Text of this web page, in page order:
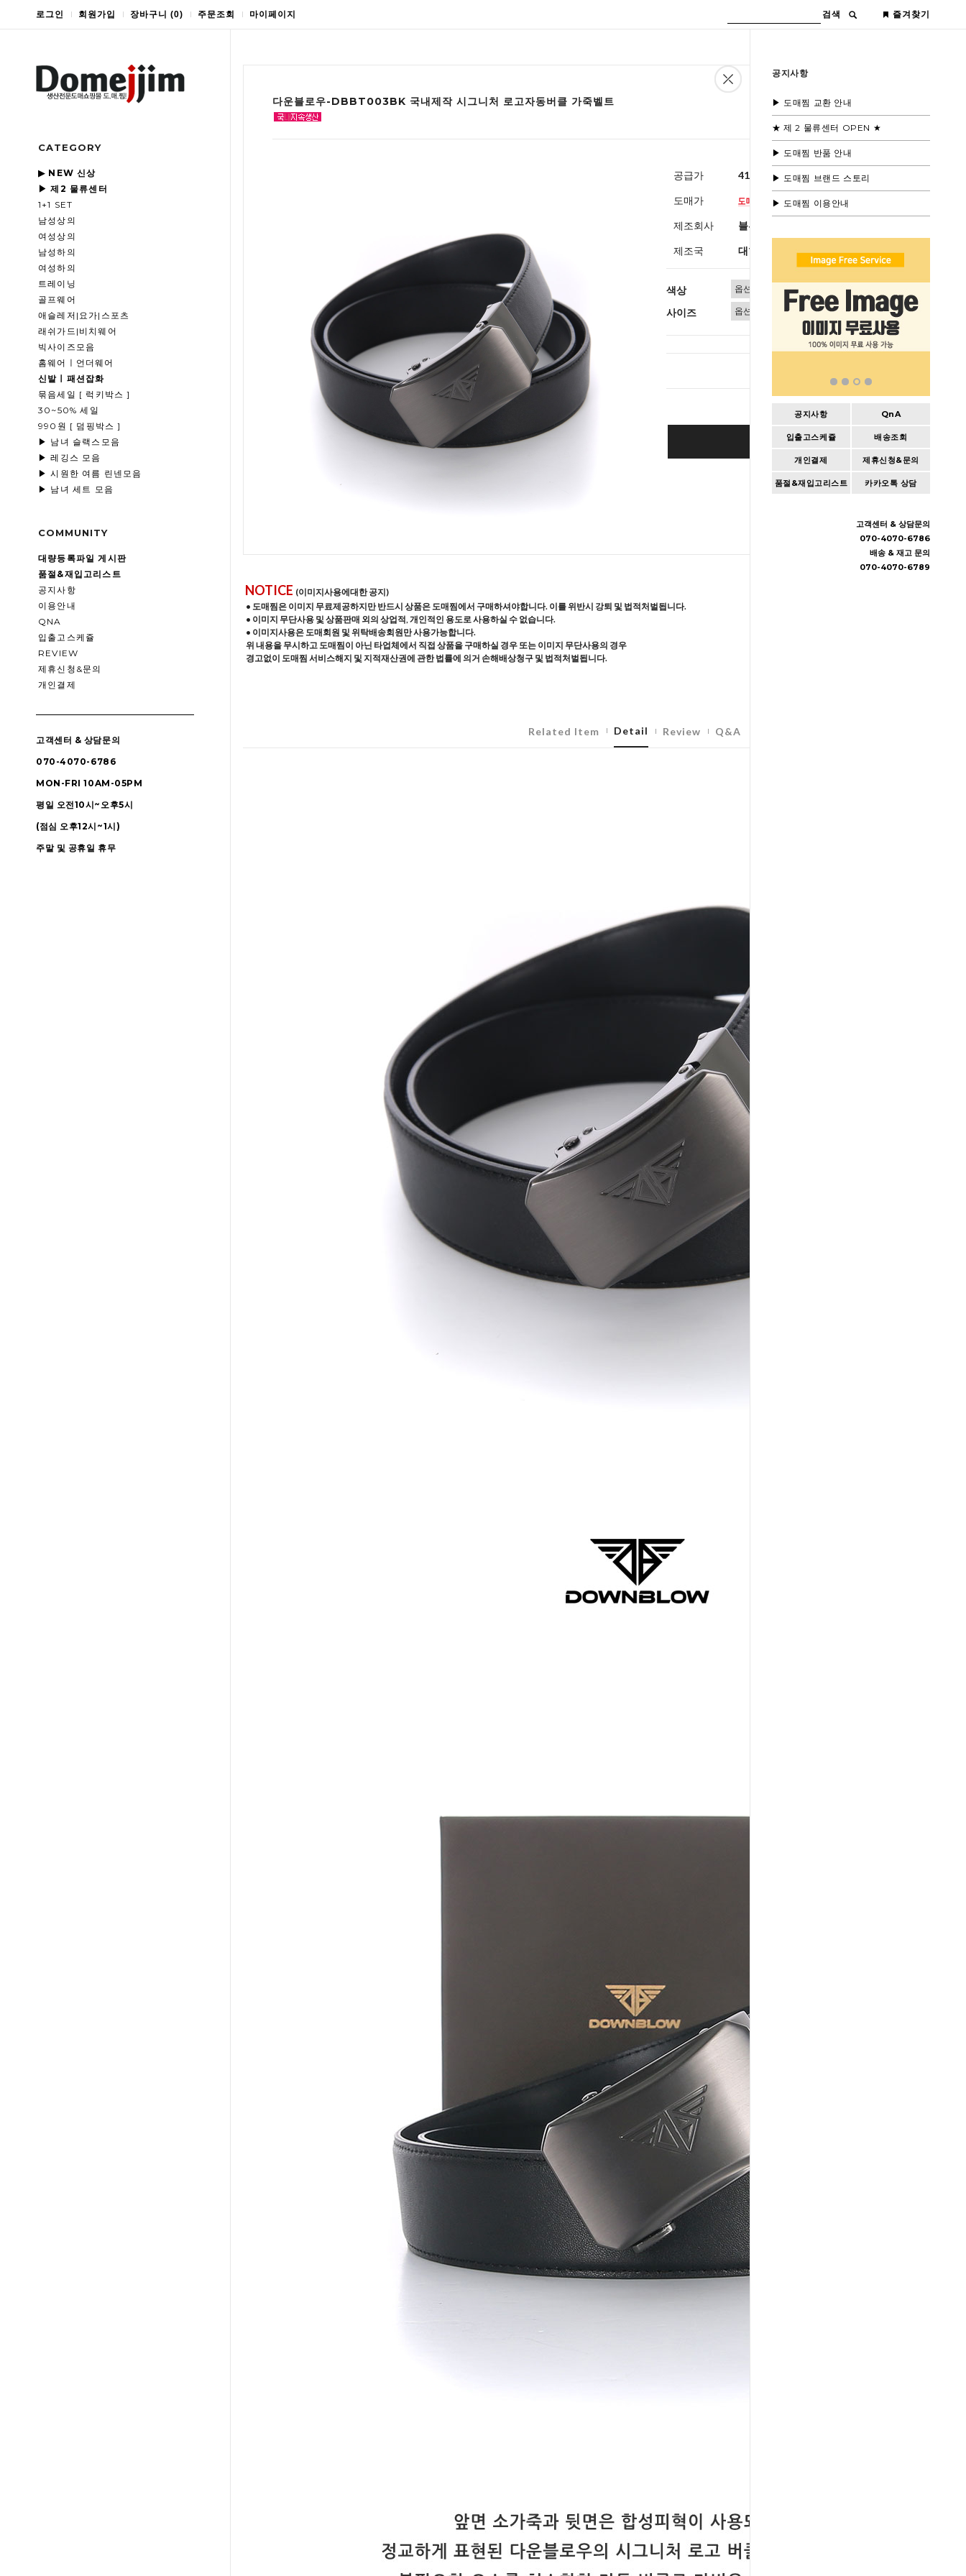
로그인 회원가입 장바구니 (0) 주문조회 마이페이지 검색 즐겨찾기
CATEGORY
▶ NEW 신상
▶ 제2 물류센터
1+1 SET
남성상의
여성상의
남성하의
여성하의
트레이닝
골프웨어
애슬레저|요가|스포츠
래쉬가드|비치웨어
빅사이즈모음
홈웨어ㅣ언더웨어
신발ㅣ패션잡화
묶음세일 [ 럭키박스 ]
30~50% 세일
990원 [ 덤핑박스 ]
▶ 남녀 슬랙스모음
▶ 레깅스 모음
▶ 시원한 여름 린넨모음
▶ 남녀 세트 모음
COMMUNITY
대량등록파일 게시판
품절&재입고리스트
공지사항
이용안내
QNA
입출고스케쥴
REVIEW
제휴신청&문의
개인결제
고객센터 & 상담문의
070-4070-6786
MON-FRI 10AM-05PM
평일 오전10시~오후5시
(점심 오후12시~1시)
주말 및 공휴일 휴무
공지사항
▶ 도매찜 교환 안내
★ 제 2 물류센터 OPEN ★
▶ 도매찜 반품 안내
▶ 도매찜 브랜드 스토리
▶ 도매찜 이용안내
공지사항 QnA
입출고스케쥴 배송조회
개인결제 제휴신청&문의
품절&재입고리스트 카카오톡 상담
고객센터 & 상담문의
070-4070-6786
배송 & 재고 문의
070-4070-6789
다운블로우-DBBT003BK 국내제작 시그니처 로고자동버클 가죽벨트
공급가 41,600원(부가세별도)
도매가
제조회사 블루모드
제조국 대한민국
색상
사이즈
BUY IT NOW
Cart Wishlist
NOTICE (이미지사용에대한 공지)
• 도매찜은 이미지 무료제공하지만 반드시 상품은 도매찜에서 구매하셔야합니다. 이를 위반시 강퇴 및 법적처벌됩니다.
• 이미지 무단사용 및 상품판매 외의 상업적, 개인적인 용도로 사용하실 수 없습니다.
• 이미지사용은 도매회원 및 위탁배송회원만 사용가능합니다.
위 내용을 무시하고 도매찜이 아닌 타업체에서 직접 상품을 구매하실 경우 또는 이미지 무단사용의 경우
경고없이 도매찜 서비스해지 및 지적재산권에 관한 법률에 의거 손해배상청구 및 법적처벌됩니다.
Related Item Detail Review Q&A